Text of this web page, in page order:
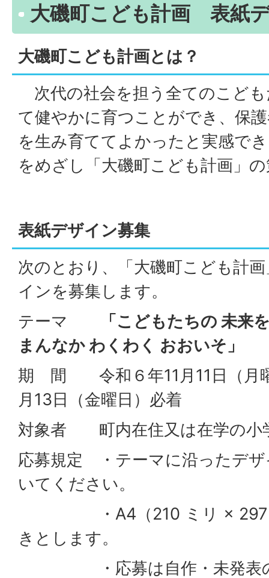
大磯町こども計画 表紙
大磯町こども計画とは？
次代の社会を担う全てのこど
て健やかに育つことができ、保
を生み育ててよかったと実感で
をめざし「大磯町こども計画」
表紙デザイン募集
次のとおり、「大磯町こども計
インを募集します。
テーマ
「こどもたちの 未来
まんなか わくわく おおいそ」
期 間 令和６年11月11日（月
月13日（金曜日）必着
対象者 町内在住又は在学の小
応募規定 ・テーマに沿ったデザ
いてください。
・A4（210 ミリ × 297 ミ
きとします。
・応募は自作・未発表の